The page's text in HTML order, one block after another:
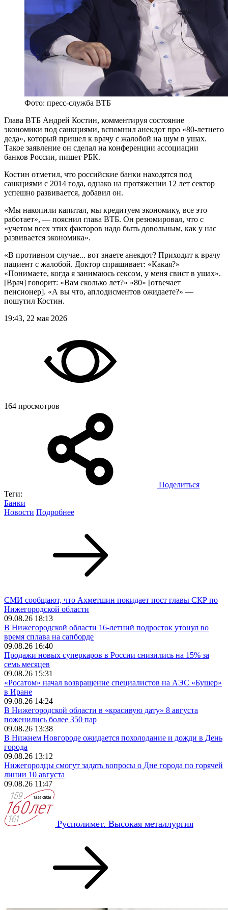
Фото: пресс-служба ВТБ
Глава ВТБ Андрей Костин, комментируя состояние
экономики под санкциями, вспомнил анекдот про «80-летнего
деда», который пришел к врачу с жалобой на шум в ушах.
Такое заявление он сделал на конференции ассоциации
банков России, пишет РБК.
Костин отметил, что российские банки находятся под
санкциями с 2014 года, однако на протяжении 12 лет сектор
успешно развивается, добавил он.
«Мы накопили капитал, мы кредитуем экономику, все это
работает», — пояснил глава ВТБ. Он резюмировал, что с
«учетом всех этих факторов надо быть довольным, как у нас
развивается экономика».
«В противном случае... вот знаете анекдот? Приходит к врачу
пациент с жалобой. Доктор спрашивает: «Какая?»
«Понимаете, когда я занимаюсь сексом, у меня свист в ушах».
[Врач] говорит: «Вам сколько лет?» «80» [отвечает
пенсионер]. «А вы что, аплодисментов ожидаете?» —
пошутил Костин.
19:43, 22 мая 2026
164 просмотров
Поделиться
Теги:
Банки
Новости Подробнее
СМИ сообщают, что Ахметшин покидает пост главы СКР по
Нижегородской области
09.08.26 18:13
В Нижегородской области 16-летний подросток утонул во
время сплава на сапборде
09.08.26 16:40
Продажи новых суперкаров в России снизились на 15% за
семь месяцев
09.08.26 15:31
«Росатом» начал возвращение специалистов на АЭС «Бушер»
в Иране
09.08.26 14:24
В Нижегородской области в «красивую дату» 8 августа
поженились более 350 пар
09.08.26 13:38
В Нижнем Новгороде ожидается похолодание и дожди в День
города
09.08.26 13:12
Нижегородцы смогут задать вопросы о Дне города по горячей
линии 10 августа
09.08.26 11:47
Русполимет. Высокая металлургия